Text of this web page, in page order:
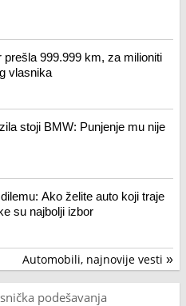
prešla 999.999 km, za milioniti
vlasnika
stoji BMW: Punjenje mu nije
Ako želite auto koji traje
su najbolji izbor
Automobili, najnovije vesti »
podešavanja